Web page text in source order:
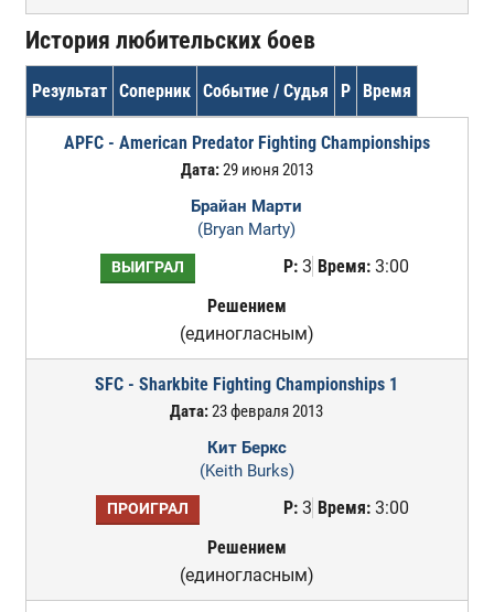
История любительских боев
Результат Соперник Событие / Судья Р Время
APFC - American Predator Fighting Championships
Дата:29 июня 2013
Брайан Марти
(Bryan Marty)
ВЫИГРАЛ Р:3 Время:3:00
Решением
(единогласным)
SFC - Sharkbite Fighting Championships 1
Дата:23 февраля 2013
Кит Беркс
(Keith Burks)
ПРОИГРАЛ Р:3 Время:3:00
Решением
(единогласным)